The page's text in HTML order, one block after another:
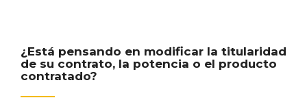
¿Está pensando en modificar la titularidad
de su contrato, la potencia o el producto
contratado?